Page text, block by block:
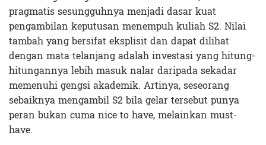
pragmatis sesungguhnya menjadi dasar kuat
pengambilan keputusan menempuh kuliah S2. Nilai
tambah yang bersifat eksplisit dan dapat dilihat
dengan mata telanjang adalah investasi yang hitung-
hitungannya lebih masuk nalar daripada sekadar
memenuhi gengsi akademik. Artinya, seseorang
sebaiknya mengambil S2 bila gelar tersebut punya
peran bukan cuma nice to have, melainkan must-
have.